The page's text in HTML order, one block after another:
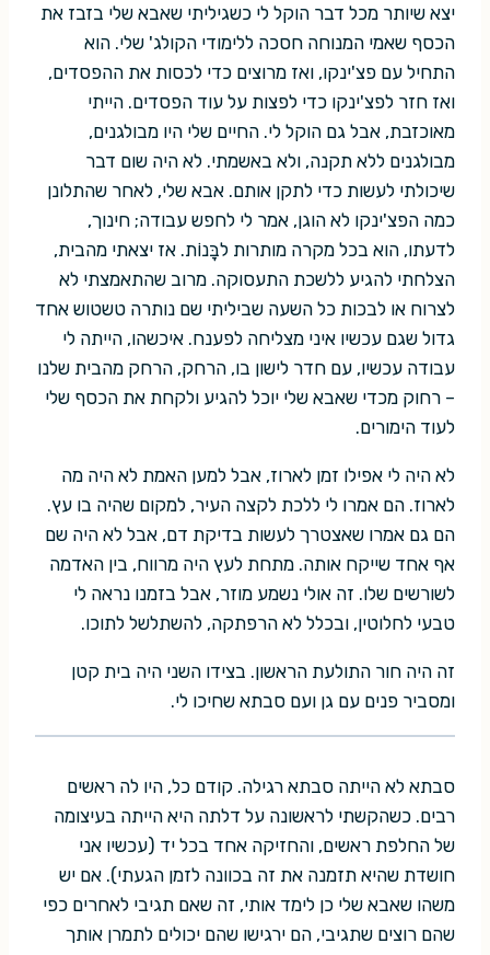
יצא שיותר מכל דבר הוקל לי כשגיליתי שאבא שלי בזבז את
הכסף שאמי המנוחה חסכה ללימודי הקולג' שלי. הוא
התחיל עם פצ'ינקו, ואז מרוצים כדי לכסות את ההפסדים,
ואז חזר לפצ'ינקו כדי לפצות על עוד הפסדים. הייתי
מאוכזבת, אבל גם הוקל לי. החיים שלי היו מבולגנים,
מבולגנים ללא תקנה, ולא באשמתי. לא היה שום דבר
שיכולתי לעשות כדי לתקן אותם. אבא שלי, לאחר שהתלונן
כמה הפצ'ינקו לא הוגן, אמר לי לחפש עבודה; חינוך,
לדעתו, הוא בכל מקרה מותרות לבָּנוֹת. אז יצאתי מהבית,
הצלחתי להגיע ללשכת התעסוקה. מרוב שהתאמצתי לא
לצרוח או לבכות כל השעה שביליתי שם נותרה טשטוש אחד
גדול שגם עכשיו איני מצליחה לפענח. איכשהו, הייתה לי
עבודה עכשיו, עם חדר לישון בו, הרחק, הרחק מהבית שלנו
– רחוק מכדי שאבא שלי יוכל להגיע ולקחת את הכסף שלי
לעוד הימורים.
לא היה לי אפילו זמן לארוז, אבל למען האמת לא היה מה
לארוז. הם אמרו לי ללכת לקצה העיר, למקום שהיה בו עץ.
הם גם אמרו שאצטרך לעשות בדיקת דם, אבל לא היה שם
אף אחד שייקח אותה. מתחת לעץ היה מרווח, בין האדמה
לשורשים שלו. זה אולי נשמע מוזר, אבל בזמנו נראה לי
טבעי לחלוטין, ובכלל לא הרפתקה, להשתלשל לתוכו.
זה היה חור התולעת הראשון. בצידו השני היה בית קטן
ומסביר פנים עם גן ועם סבתא שחיכו לי.
סבתא לא הייתה סבתא רגילה. קודם כל, היו לה ראשים
רבים. כשהקשתי לראשונה על דלתה היא הייתה בעיצומה
של החלפת ראשים, והחזיקה אחד בכל יד (עכשיו אני
חושדת שהיא תזמנה את זה בכוונה לזמן הגעתי). אם יש
משהו שאבא שלי כן לימד אותי, זה שאם תגיבי לאחרים כפי
שהם רוצים שתגיבי, הם ירגישו שהם יכולים לתמרן אותך